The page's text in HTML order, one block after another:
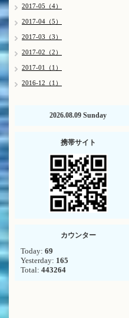
2017-05（4）
2017-04（5）
2017-03（3）
2017-02（2）
2017-01（1）
2016-12（1）
2026.08.09 Sunday
携帯サイト
カウンター
Today: 69
Yesterday: 165
Total: 443264